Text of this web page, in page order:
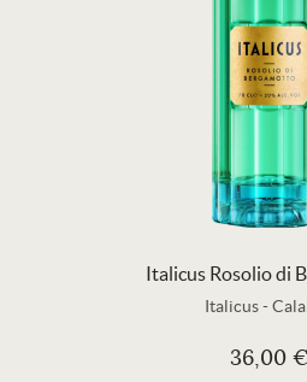
Italicus Rosolio di
Italicus -
36,00 €